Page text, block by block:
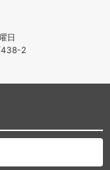
日
438-2